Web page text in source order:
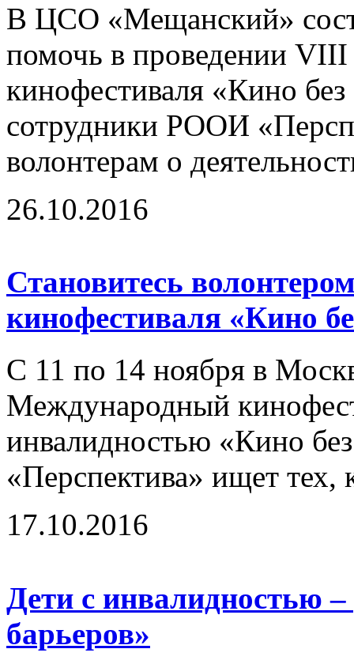
В ЦСО «Мещанский»
помочь в проведении
кинофестиваля «Кино
сотрудники РООИ
волонтерам о
26.10.2016
Становитесь
кинофестиваля «Кино
С 11 по 14 ноября в
Международный
инвалидностью «Кино
«Перспектива» ищет тех,
17.10.2016
Дети с инвалидностью
барьеров»